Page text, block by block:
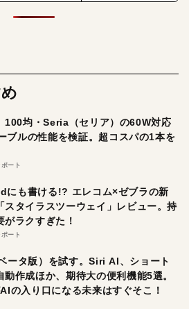
100均・Seria（セリア）の60W対応
ブルの性能を検証。超コスパの1本を
ポート
にも書ける!? エレコム×ゼブラの新
スタイラスツーウェイ」レビュー。持
がラクすぎた！
ポート
ータ版）を試す。Siri AI、ショート
動作成ほか、期待大の便利機能5選。
の入り口になる未来はすぐそこ！